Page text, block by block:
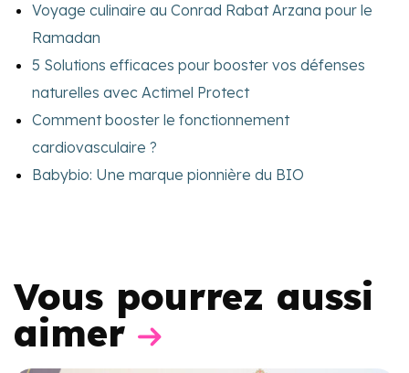
Voyage culinaire au Conrad Rabat Arzana pour le
Ramadan
5 Solutions efficaces pour booster vos défenses
naturelles avec Actimel Protect
Comment booster le fonctionnement
cardiovasculaire ?
Babybio: Une marque pionnière du BIO
Vous pourrez aussi
aimer